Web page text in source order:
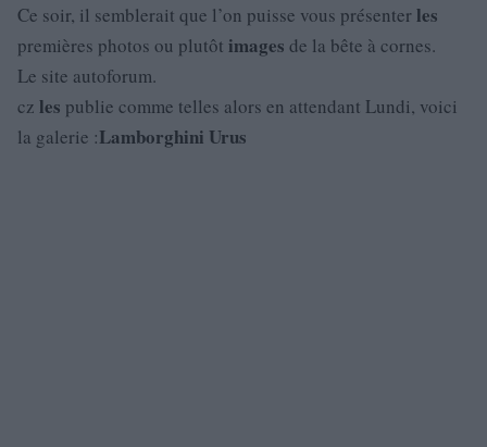
Ce soir, il semblerait que l’on puisse vous présenterles
premières photos ou plutôt images de la bête à cornes.
Le site autoforum.
cz les publie comme telles alors en attendant Lundi, voici
la galerie :Lamborghini Urus